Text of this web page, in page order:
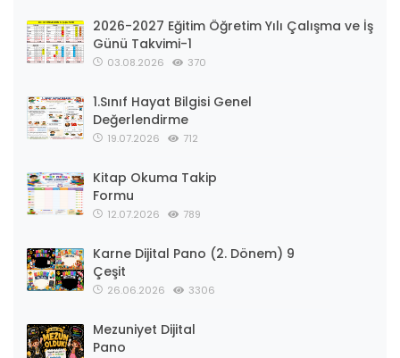
2026-2027 Eğitim Öğretim Yılı Çalışma ve İş
Günü Takvimi-1
03.08.2026 370
1.Sınıf Hayat Bilgisi Genel
Değerlendirme
19.07.2026 712
Kitap Okuma Takip
Formu
12.07.2026 789
Karne Dijital Pano (2. Dönem) 9
Çeşit
26.06.2026 3306
Mezuniyet Dijital
Pano